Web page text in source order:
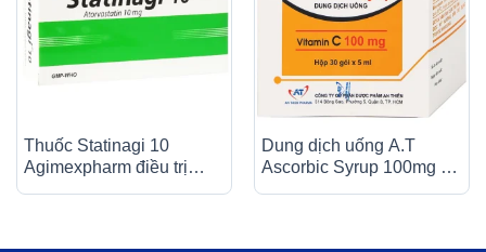
Thuốc Statinagi 10
Agimexpharm điều trị
tăng cholesterol máu,
Dung dịch uống A.T
Ascorbic Syrup 100mg bổ
sung vitamin C, điều trị